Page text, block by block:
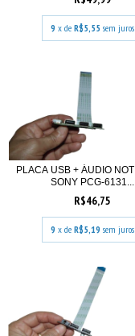
9 x de R$5,55 sem juros
PLACA USB + ÁUDIO
SONY PCG-6131...
R$46,75
9 x de R$5,19 sem juros